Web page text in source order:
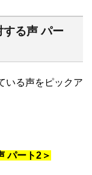
る声 パー
いる声をピックア
パート2＞